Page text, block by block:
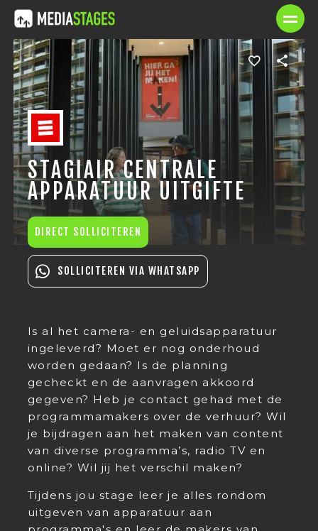
STAGIAIR CENTRALE
APPARATUUR UITGIFTE
DIRECT SOLLICITEREN
SOLLICITEREN VIA WHATSAPP
Is al het camera- en geluidsapparatuur
ingeleverd? Moet er nog onderhoud
worden gedaan? Is de planning
gecheckt en de aanvragen akkoord
gegeven? Heb je contact gehad met de
programmamakers over de verhuur? Wil
je bijdragen aan het maken van content
van diverse programma’s, radio TV en
online? Wil jij het verschil maken?
Tijdens jou stage leer je alles rondom
uitgeven van apparatuur aan